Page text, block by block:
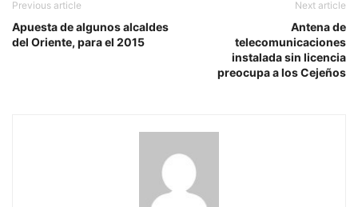
Previous article
Apuesta de algunos alcaldes
del Oriente, para el 2015
Next article
Antena de
telecomunicaciones
instalada sin licencia
preocupa a los Cejeños